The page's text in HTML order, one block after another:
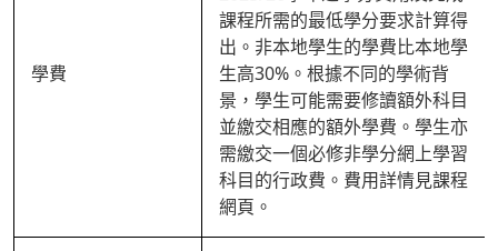
學費
課程所需的最低學分要求計算得
出。非本地學生的學費比本地學
生高30%。根據不同的學術背
景，學生可能需要修讀額外科目
並繳交相應的額外學費。學生亦
需繳交一個必修非學分網上學習
科目的行政費。費用詳情見課程
網頁。